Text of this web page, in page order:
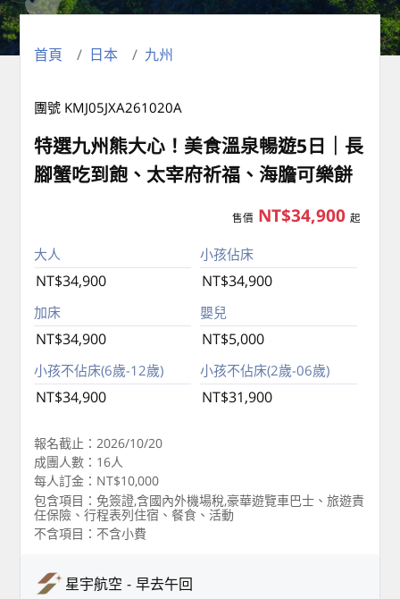
首頁 日本 九州
團號 KMJ05JXA261020A
特選九州熊大心！美食溫泉暢遊5日｜長
腳蟹吃到飽、太宰府祈福、海膽可樂餅
售價 NT$34,900 起
大人
NT$34,900
小孩佔床
NT$34,900
加床
NT$34,900
嬰兒
NT$5,000
小孩不佔床(6歲-12歲)
NT$34,900
小孩不佔床(2歲-06歲)
NT$31,900
報名截止：2026/10/20
成團人數：16人
每人訂金：NT$10,000
包含項目：免簽證,含國內外機場稅,豪華遊覽車巴士、旅遊責
任保險、行程表列住宿、餐食、活動
不含項目：不含小費
星宇航空
早去午回